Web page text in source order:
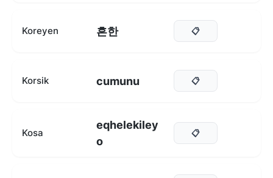
Koreyen 흔한 📋
Korsik cumunu 📋
Kosa
eqhelekiley
o
📋